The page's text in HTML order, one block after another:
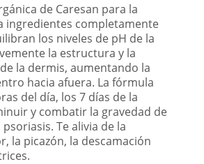
de Caresan para la
ingredientes completamente
los niveles de pH de la
la estructura y la
la dermis, aumentando la
hacia afuera. La fórmula
del día, los 7 días de la
y combatir la gravedad de
Te alivia de la
la picazón, la descamación